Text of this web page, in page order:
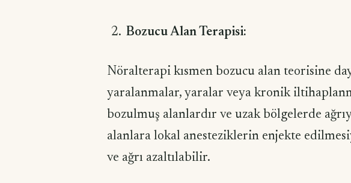
Bozucu Alan Terapisi:
Nöralterapi kısmen bozucu alan teorisine
yaralanmalar, yaralar veya kronik
bozulmuş alanlardır ve uzak bölgelerde
alanlara lokal anesteziklerin enjekte
ve ağrı azaltılabilir.